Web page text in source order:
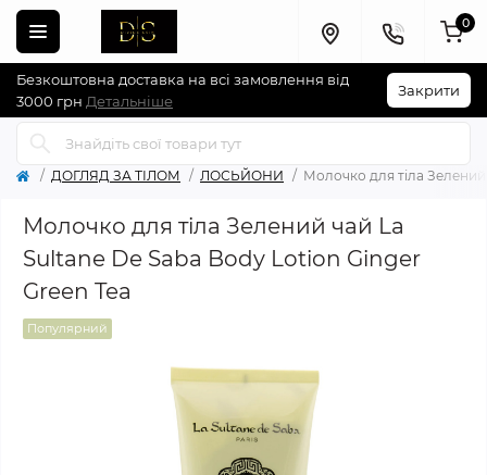
Безкоштовна доставка на всі замовлення від
3000 грн Детальніше
Закрити
0
ДОГЛЯД ЗА ТІЛОМ ЛОСЬЙОНИ Молочко для тіла
Молочко для тіла Зелений чай La
Sultane De Saba Body Lotion Ginger
Green Tea
Популярний